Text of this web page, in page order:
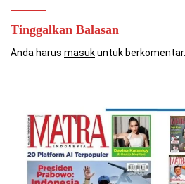
Tinggalkan Balasan
Anda harus masukuntuk berkomentar.